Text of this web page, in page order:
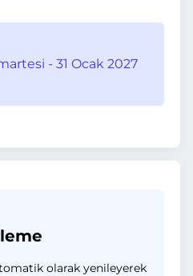
- 31 Ocak 2027
olarak yenileyerek